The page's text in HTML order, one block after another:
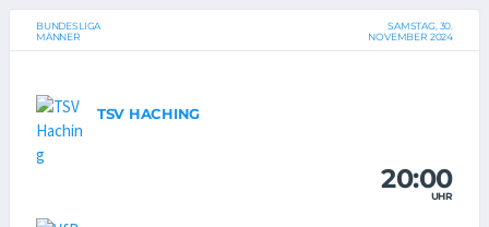
BUNDESLIGA
MÄNNER
SAMSTAG, 30.
NOVEMBER 2024
TSV HACHING
20:00
UHR